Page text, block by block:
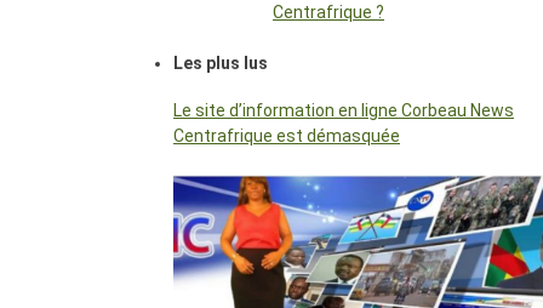
Centrafrique ?
Les plus lus
Le site d’information en ligne Corbeau News
Centrafrique est démasquée